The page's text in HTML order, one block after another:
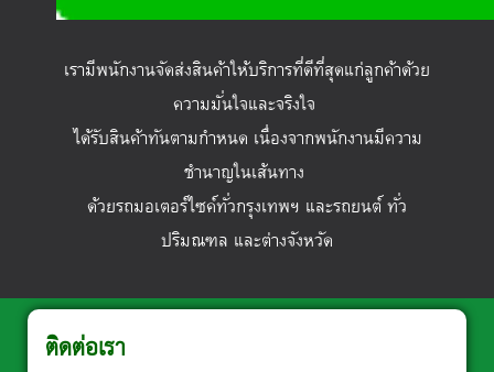
เรามีพนักงานจัดส่งสินค้าให้บริการที่ดีที่สุดแก่ลูกค้าด้วย
ความมั่นใจและจริงใจ
ได้รับสินค้าทันตามกำหนด เนื่องจากพนักงานมีความ
ชำนาญในเส้นทาง
ด้วยรถมอเตอร์ไซค์ทั่วกรุงเทพฯ และรถยนต์ ทั่ว
ปริมณฑล และต่างจังหวัด
ติดต่อเรา